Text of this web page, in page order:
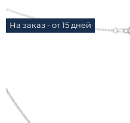
На заказ - от 15 дней